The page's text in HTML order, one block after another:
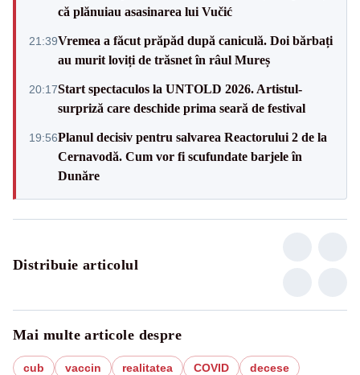
că plănuiau asasinarea lui Vučić
21:39Vremea a făcut prăpăd după caniculă. Doi bărbați
au murit loviți de trăsnet în râul Mureș
20:17Start spectaculos la UNTOLD 2026. Artistul-
surpriză care deschide prima seară de festival
19:56Planul decisiv pentru salvarea Reactorului 2 de la
Cernavodă. Cum vor fi scufundate barjele în
Dunăre
Distribuie articolul
Mai multe articole despre
cub vaccin realitatea COVID
decese